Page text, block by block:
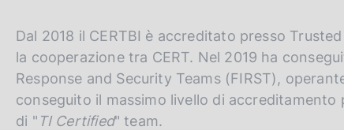
Dal 2018 il CERTBI è accreditato presso
la cooperazione tra CERT. Nel 2019 ha
Response and Security Teams (FIRST),
conseguito il massimo livello di
di " TI Certified" team.